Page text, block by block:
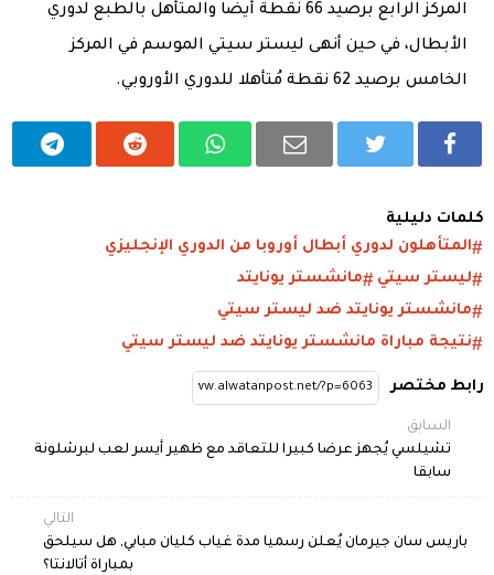
المركز الرابع برصيد 66 نقطة أيضا والمتأهل بالطبع لدوري
الأبطال، في حين أنهى ليستر سيتي الموسم في المركز
الخامس برصيد 62 نقطة مُتأهلا للدوري الأوروبي.
كلمات دليلية
المتأهلون لدوري أبطال أوروبا من الدوري الإنجليزي
ليستر سيتي
مانشستر يونايتد
مانشستر يونايتد ضد ليستر سيتي
نتيجة مباراة مانشستر يونايتد ضد ليستر سيتي
رابط مختصر
السابق
تشيلسي يُجهز عرضا كبيرا للتعاقد مع ظهير أيسر لعب لبرشلونة
سابقا
التالي
باريس سان جيرمان يُعلن رسميا مدة غياب كليان مبابي, هل سيلحق
بمباراة أتالانتا؟